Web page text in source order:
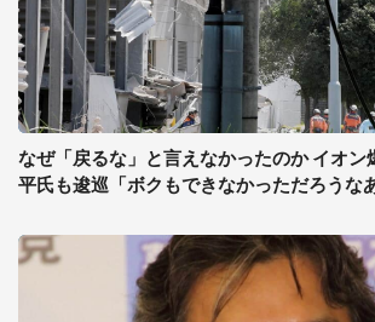
なぜ「戻るな」と言えなかったのか イオン
平氏も逡巡「ボクもできなかっただろうな